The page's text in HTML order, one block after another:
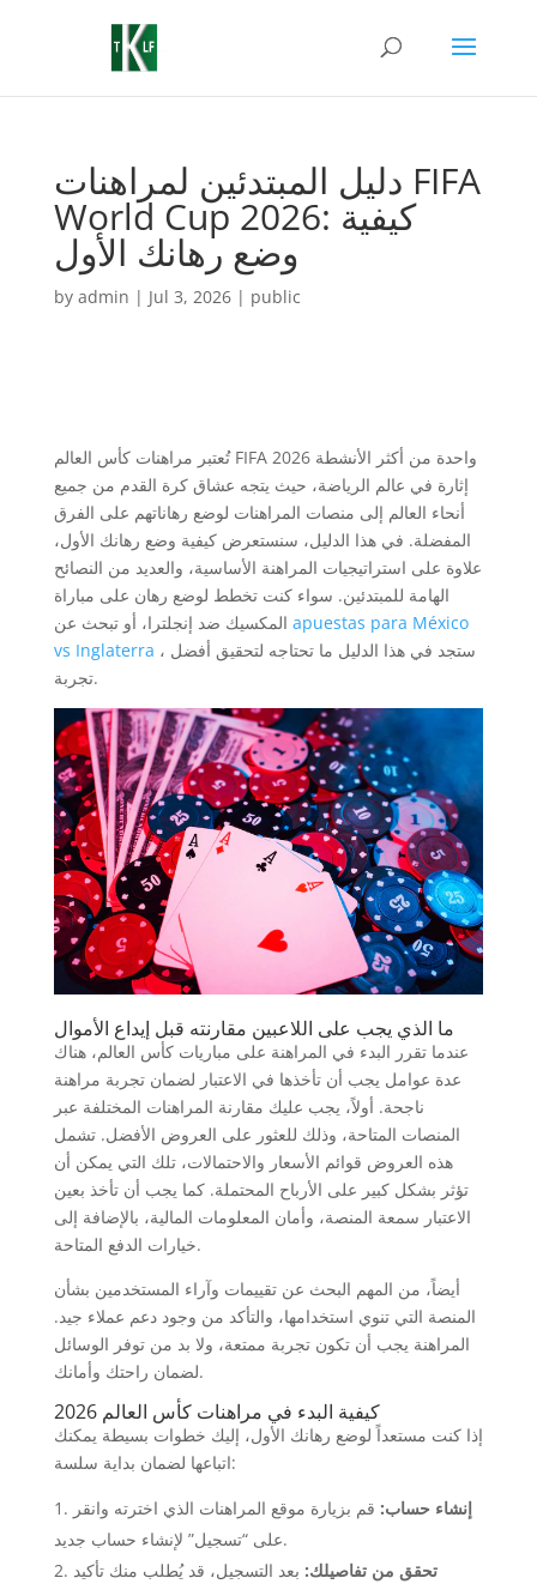
دليل المبتدئين لمراهنات FIFA
World Cup 2026: كيفية
وضع رهانك الأول
by admin | Jul 3, 2026| public
تُعتبر مراهنات كأس العالم FIFA 2026 واحدة من أكثر الأنشطة
إثارة في عالم الرياضة، حيث يتجه عشاق كرة القدم من جميع
أنحاء العالم إلى منصات المراهنات لوضع رهاناتهم على الفرق
المفضلة. في هذا الدليل، سنستعرض كيفية وضع رهانك الأول،
علاوة على استراتيجيات المراهنة الأساسية، والعديد من النصائح
الهامة للمبتدئين. سواء كنت تخطط لوضع رهان على مباراة
apuestas para México
vs Inglaterra ، ستجد في هذا الدليل ما تحتاجه لتحقيق أفضل
تجربة.
ما الذي يجب على اللاعبين مقارنته قبل إيداع الأموال
عندما تقرر البدء في المراهنة على مباريات كأس العالم، هناك
عدة عوامل يجب أن تأخذها في الاعتبار لضمان تجربة مراهنة
ناجحة. أولاً، يجب عليك مقارنة المراهنات المختلفة عبر
المنصات المتاحة، وذلك للعثور على العروض الأفضل. تشمل
هذه العروض قوائم الأسعار والاحتمالات، تلك التي يمكن أن
تؤثر بشكل كبير على الأرباح المحتملة. كما يجب أن تأخذ بعين
الاعتبار سمعة المنصة، وأمان المعلومات المالية، بالإضافة إلى
خيارات الدفع المتاحة.
أيضاً، من المهم البحث عن تقييمات وآراء المستخدمين بشأن
المنصة التي تنوي استخدامها، والتأكد من وجود دعم عملاء جيد.
المراهنة يجب أن تكون تجربة ممتعة، ولا بد من توفر الوسائل
لضمان راحتك وأمانك.
كيفية البدء في مراهنات كأس العالم 2026
إذا كنت مستعداً لوضع رهانك الأول، إليك خطوات بسيطة يمكنك
اتباعها لضمان بداية سلسة:
إنشاء حساب: قم بزيارة موقع المراهنات الذي اخترته وانقر
على “تسجيل” لإنشاء حساب جديد.
تحقق من تفاصيلك: بعد التسجيل، قد يُطلب منك تأكيد